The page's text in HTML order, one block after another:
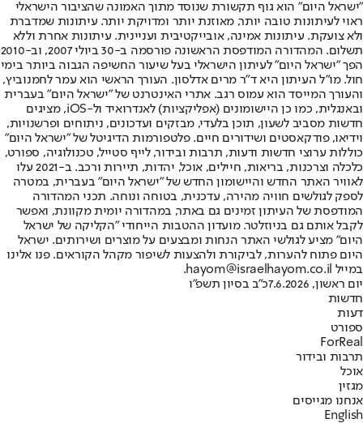
"ישראל היום" הוא גוף תקשורת שנוסד מתוך האמונה שהציבור הישראלי
ראוי לעיתונות טובה יותר, מאוזנת יותר ומדויקת יותר. עיתונות שמדברת
ולא צועקת. עיתונות אמינה, אובייקטיבית ועניינית. עיתונות אחרת וללא
תשלום. המהדורה המודפסת הראשונה פורסמה ב-30 ביולי 2007, וב-2010
הפך "ישראל היום" לעיתון הישראלי בעל שיעור החשיפה הגבוה ביותר בימי
חול. מו"ל העיתון היא ד"ר מרים אדלסון. העורך הראשי הוא עמר לחמנוביץ,
והעורך המייסד הוא עמוס רגב. אתרי האינטרנט של "ישראל היום" בעברית
ובאנגלית, כמו כן היישומונים (אפליקציות) לאנדרואיד ול-iOS, מציגים
חדשות מסביב לשעון, תוכן בלעדי, מבזקים ועדכונים, ניתוחים ופרשנויות,
וידיאו, פודקאסטים ושידורים חיים. פלטפורמות הדיגיטל של "ישראל היום"
כוללות ערוצי חדשות ודעות, תרבות ובידור, לייף סטייל, טכנולוגיה, ספורט,
כלכלה וצרכנות, בריאות, חיילים, אוכל, יהדות, תיירות ורכב. ב-2021 עלו
לאוויר האתר החדש והיישומון החדש של "ישראל היום" בעברית, במטרה
לספק לגולשים חוויה מהירה, עדכנית, בטוחה ונוחה. תכני המהדורה
המודפסת של העיתון זמינים גם באתר, במהדורה יומית מקוונת, ואפשר
לקבל אותם גם בניוזלטר. מועדון ההטבות הייחודי "הקליקה של ישראל
היום" מציע לגולשי האתר הנחות ומבצעים על מוצרים ושירותים. ישראל
היום פתוח להערות, לביקורת ולהצעות לשיפור מקהל הקוראים. פנו אלינו
במייל hayom@israelhayom.co.il.
יום ראשון, 7.6.2026
כ"ב בסיון תשפ"ו
חדשות
דעות
ספורט
ForReal
תרבות ובידור
אוכל
מגזין
אנחנו מגייסים
English